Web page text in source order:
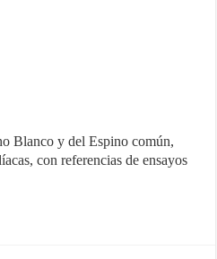
Blanco y del Espino común,
con referencias de ensayos